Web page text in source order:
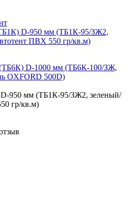
D-950 мм (ТБ1К-95/ЗЖ2,
ПВХ 550 гр/кв.м)
D-1000 мм (ТБ6К-100/ЗЖ,
OXFORD 500D)
950 мм (ТБ1К-95/ЗЖ2, зеленый/
гр/кв.м)